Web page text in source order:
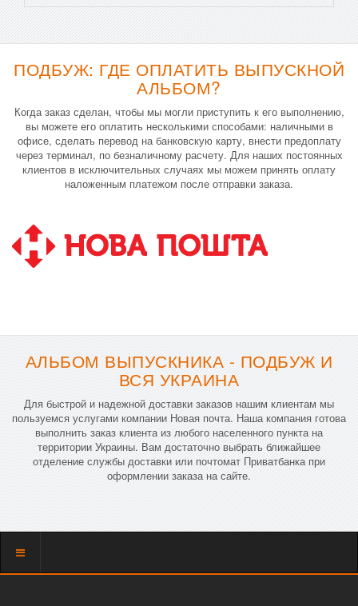
ПОДБУЖ: ГДЕ ОПЛАТИТЬ ВЫПУСКНОЙ
АЛЬБОМ?
Когда заказ сделан, чтобы мы могли приступить к его выполнению,
вы можете его оплатить несколькими способами: наличными в
офисе, сделать перевод на банковскую карту, внести предоплату
через терминал, по безналичному расчету. Для наших постоянных
клиентов в исключительных случаях мы можем принять оплату
наложенным платежом после отправки заказа.
АЛЬБОМ ВЫПУСКНИКА - ПОДБУЖ И
ВСЯ УКРАИНА
Для быстрой и надежной доставки заказов нашим клиентам мы
пользуемся услугами компании Новая почта. Наша компания готова
выполнить заказ клиента из любого населенного пункта на
территории Украины. Вам достаточно выбрать ближайшее
отделение службы доставки или почтомат Приватбанка при
оформлении заказа на сайте.
Показать